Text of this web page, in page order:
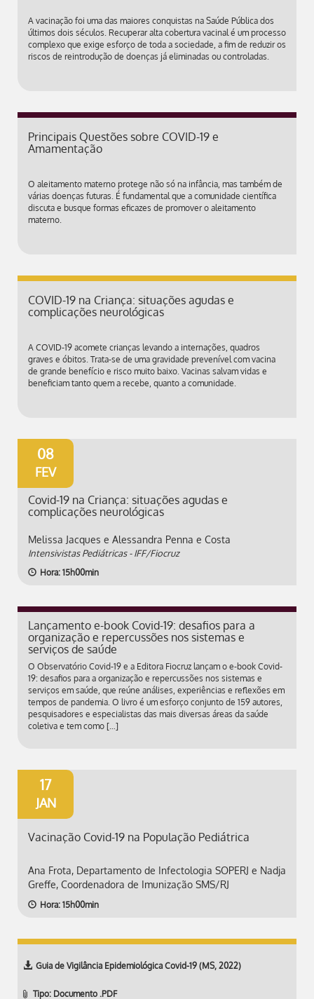
A vacinação foi uma das maiores conquistas na Saúde Pública dos
últimos dois séculos. Recuperar alta cobertura vacinal é um processo
complexo que exige esforço de toda a sociedade, a fim de reduzir os
riscos de reintrodução de doenças já eliminadas ou controladas.
Principais Questões sobre COVID-19 e
Amamentação
O aleitamento materno protege não só na infância, mas também de
várias doenças futuras. É fundamental que a comunidade científica
discuta e busque formas eficazes de promover o aleitamento
materno.
COVID-19 na Criança: situações agudas e
complicações neurológicas
A COVID-19 acomete crianças levando a internações, quadros
graves e óbitos. Trata-se de uma gravidade prevenível com vacina
de grande benefício e risco muito baixo. Vacinas salvam vidas e
beneficiam tanto quem a recebe, quanto a comunidade.
08
FEV
Covid-19 na Criança: situações agudas e
complicações neurológicas
Melissa Jacques e Alessandra Penna e Costa
Intensivistas Pediátricas - IFF/Fiocruz
Hora: 15h00min
Lançamento e-book Covid-19: desafios para a
organização e repercussões nos sistemas e
serviços de saúde
O Observatório Covid-19 e a Editora Fiocruz lançam o e-book Covid-
19: desafios para a organização e repercussões nos sistemas e
serviços em saúde, que reúne análises, experiências e reflexões em
tempos de pandemia. O livro é um esforço conjunto de 159 autores,
pesquisadores e especialistas das mais diversas áreas da saúde
coletiva e tem como […]
17
JAN
Vacinação Covid-19 na População Pediátrica
Ana Frota, Departamento de Infectologia SOPERJ e Nadja
Greffe, Coordenadora de Imunização SMS/RJ
Hora: 15h00min
Guia de Vigilância Epidemiológica Covid-19 (MS, 2022)
Tipo: Documento .PDF